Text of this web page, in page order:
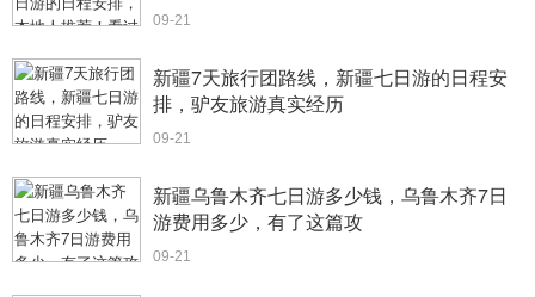
09-21
新疆7天旅行团路线，新疆七日游的日程安
排，驴友旅游真实经历
09-21
新疆乌鲁木齐七日游多少钱，乌鲁木齐7日
游费用多少，有了这篇攻
09-21